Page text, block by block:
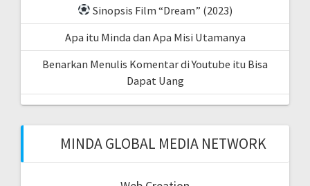
Sinopsis Film “Dream” (2023)
Apa itu Minda dan Apa Misi Utamanya
Benarkan Menulis Komentar di Youtube itu Bisa
Dapat Uang
MINDA GLOBAL MEDIA NETWORK